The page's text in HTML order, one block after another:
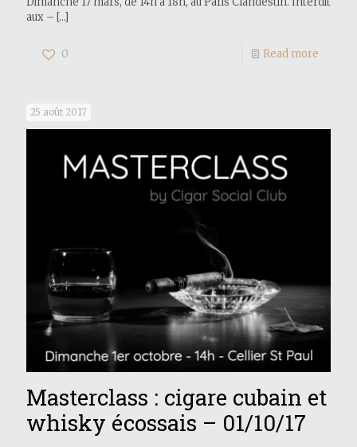
aux – […]
0 Read more
25 août 2017
Masterclass : cigare cubain et
whisky écossais – 01/10/17